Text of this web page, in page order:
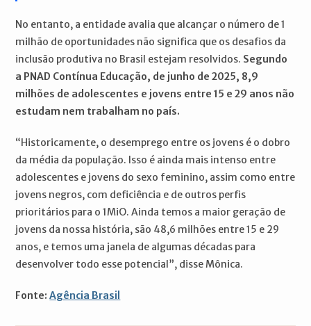
No entanto, a entidade avalia que alcançar o número de 1
milhão de oportunidades não significa que os desafios da
inclusão produtiva no Brasil estejam resolvidos. Segundo
a PNAD Contínua Educação, de junho de 2025, 8,9
milhões de adolescentes e jovens entre 15 e 29 anos não
estudam nem trabalham no país.
“Historicamente, o desemprego entre os jovens é o dobro
da média da população. Isso é ainda mais intenso entre
adolescentes e jovens do sexo feminino, assim como entre
jovens negros, com deficiência e de outros perfis
prioritários para o 1MiO. Ainda temos a maior geração de
jovens da nossa história, são 48,6 milhões entre 15 e 29
anos, e temos uma janela de algumas décadas para
desenvolver todo esse potencial”, disse Mônica.
Fonte:Agência Brasil